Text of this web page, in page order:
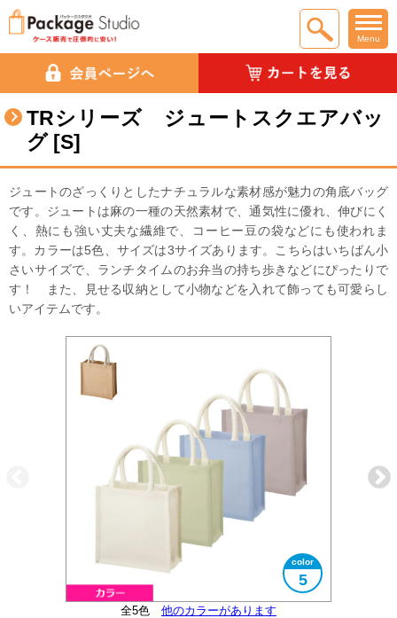
Menu
TRシリーズ ジュートスクエアバッ
グ [S]
ジュートのざっくりとしたナチュラルな素材感が魅力の角底バッグ
です。ジュートは麻の一種の天然素材で、通気性に優れ、伸びにく
く、熱にも強い丈夫な繊維で、コーヒー豆の袋などにも使われま
す。カラーは5色、サイズは3サイズあります。こちらはいちばん小
さいサイズで、ランチタイムのお弁当の持ち歩きなどにぴったりで
す！ また、見せる収納として小物などを入れて飾っても可愛らし
いアイテムです。
全5色 他のカラーがあります
5
A5サイズ対応
中に入れたものが少し透けます
裏面はPP貼りです
しっかりとした持ち手です
色比較